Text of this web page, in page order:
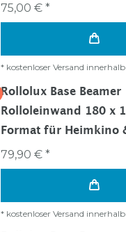
75,00 € *
* kostenloser Versand
Rollolux Base Beamer
Rolloleinwand 180 x
Format für Heimkino
79,90 € *
* kostenloser Versand